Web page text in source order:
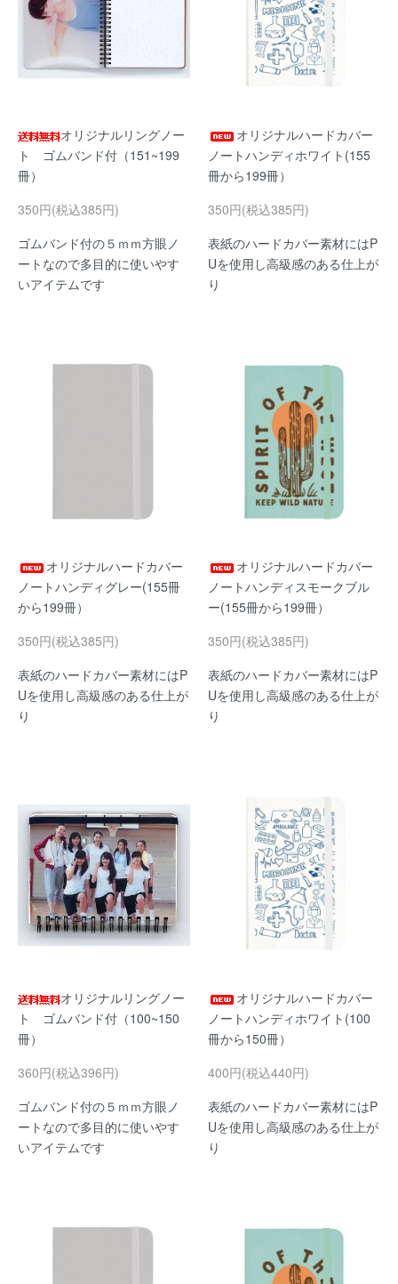
オリジナルリングノー
ト ゴムバンド付（151~199
冊）
350円(税込385円)
ゴムバンド付の５ｍｍ方眼ノ
ートなので多目的に使いやす
いアイテムです
オリジナルハードカバー
ノートハンディホワイト(155
冊から199冊）
350円(税込385円)
表紙のハードカバー素材にはP
Uを使用し高級感のある仕上が
り
オリジナルハードカバー
ノートハンディグレー(155冊
から199冊）
350円(税込385円)
表紙のハードカバー素材にはP
Uを使用し高級感のある仕上が
り
オリジナルハードカバー
ノートハンディスモークブル
ー(155冊から199冊）
350円(税込385円)
表紙のハードカバー素材にはP
Uを使用し高級感のある仕上が
り
オリジナルリングノー
ト ゴムバンド付（100~150
冊）
360円(税込396円)
ゴムバンド付の５ｍｍ方眼ノ
ートなので多目的に使いやす
いアイテムです
オリジナルハードカバー
ノートハンディホワイト(100
冊から150冊）
400円(税込440円)
表紙のハードカバー素材にはP
Uを使用し高級感のある仕上が
り